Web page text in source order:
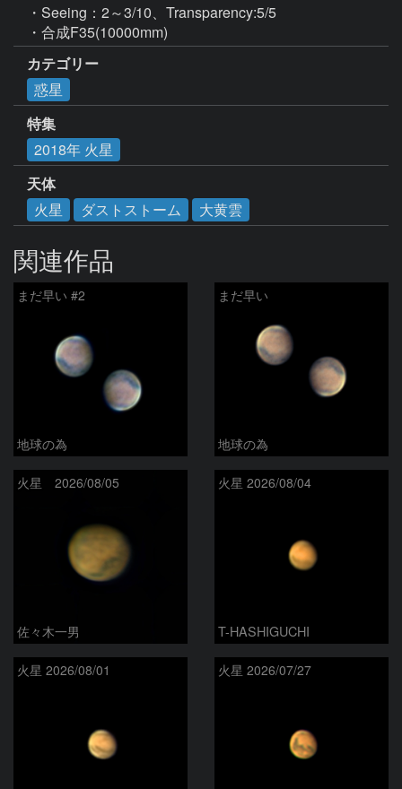
・Seeing：2～3/10、Transparency:5/5
・合成F35(10000mm)
カテゴリー
惑星
特集
2018年 火星
天体
火星
ダストストーム 大黄雲
関連作品
まだ早い #2
地球の為
まだ早い
地球の為
火星 2026/08/05
佐々木一男
火星 2026/08/04
T-HASHIGUCHI
火星 2026/08/01 火星 2026/07/27